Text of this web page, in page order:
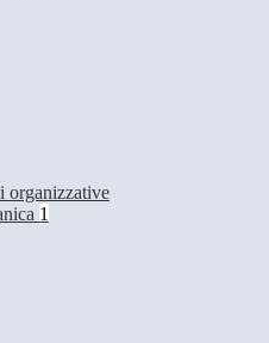
organizzative
1